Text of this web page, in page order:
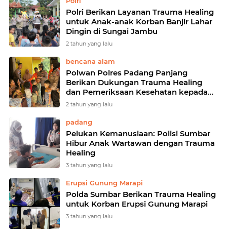
Polri Berikan Layanan Trauma Healing
untuk Anak-anak Korban Banjir Lahar
Dingin di Sungai Jambu
2 tahun yang lalu
bencana alam
Polwan Polres Padang Panjang
Berikan Dukungan Trauma Healing
dan Pemeriksaan Kesehatan kepada
Korban Bencana Alam
2 tahun yang lalu
padang
Pelukan Kemanusiaan: Polisi Sumbar
Hibur Anak Wartawan dengan Trauma
Healing
3 tahun yang lalu
Erupsi Gunung Marapi
Polda Sumbar Berikan Trauma Healing
untuk Korban Erupsi Gunung Marapi
3 tahun yang lalu